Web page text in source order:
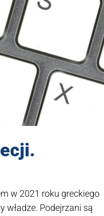
w 2021 roku greckiego
władze. Podejrzani są